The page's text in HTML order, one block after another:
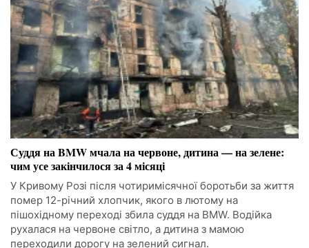
Суддя на BMW мчала на червоне, дитина — на зелене:
чим усе закінчилося за 4 місяці
У Кривому Розі після чотиримісячної боротьби за життя
помер 12-річний хлопчик, якого в лютому на
пішохідному переході збила суддя на BMW. Водійка
рухалася на червоне світло, а дитина з мамою
переходили дорогу на зелений сигнал.